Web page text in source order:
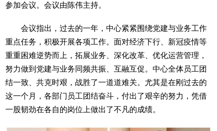
参加会议。会议由陈伟主持。
会议指出，过去的一年，中心紧紧围绕党建与业务工作
重点任务，积极开展各项工作。面对经济下行、新冠疫情等
重重困难逆势而上，拓展业务、深化改革、优化运营管理，
努力做到党建与业务同频共振、互融互促。中心全体员工团
结一致、共克时艰，战胜了一道道难关。尤其是在刚过去的
这一个月，各部门员工团结奋斗，付出了艰辛的努力，凭借
一股韧劲在各自的岗位上做出了不凡的成绩。